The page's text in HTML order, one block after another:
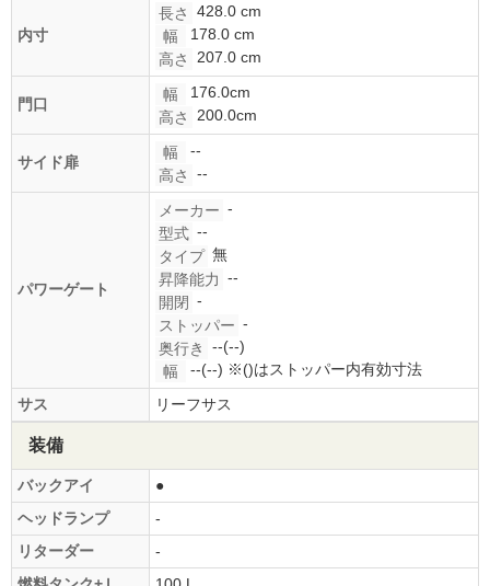
内寸
長さ
428.0 cm
幅
178.0 cm
高さ
207.0 cm
門口
幅
176.0cm
高さ
200.0cm
サイド扉
幅
--
高さ
--
パワーゲート
メーカー -
型式 --
タイプ 無
昇降能力 --
開閉 -
ストッパー -
奥行き
--(--)
幅
--(--) ※()はストッパー内有効寸法
サス
リーフサス
装備
バックアイ
●
ヘッドランプ
-
リターダー
-